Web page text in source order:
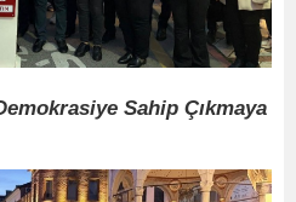
Sahip Çıkmaya